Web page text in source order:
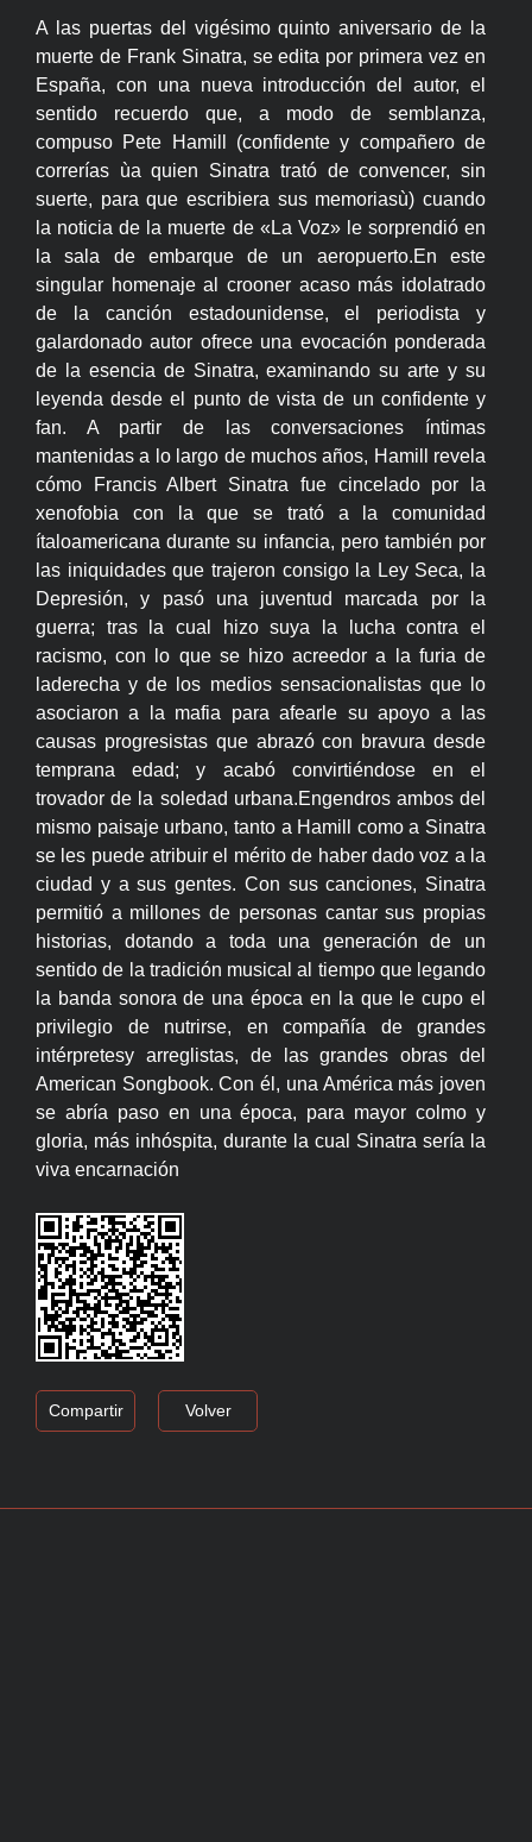
A las puertas del vigésimo quinto aniversario de la
muerte de Frank Sinatra, se edita por primera vez en
España, con una nueva introducción del autor, el
sentido recuerdo que, a modo de semblanza,
compuso Pete Hamill (confidente y compañero de
correrías ùa quien Sinatra trató de convencer, sin
suerte, para que escribiera sus memoriasù) cuando
la noticia de la muerte de «La Voz» le sorprendió en
la sala de embarque de un aeropuerto.En este
singular homenaje al crooner acaso más idolatrado
de la canción estadounidense, el periodista y
galardonado autor ofrece una evocación ponderada
de la esencia de Sinatra, examinando su arte y su
leyenda desde el punto de vista de un confidente y
fan. A partir de las conversaciones íntimas
mantenidas a lo largo de muchos años, Hamill revela
cómo Francis Albert Sinatra fue cincelado por la
xenofobia con la que se trató a la comunidad
ítaloamericana durante su infancia, pero también por
las iniquidades que trajeron consigo la Ley Seca, la
Depresión, y pasó una juventud marcada por la
guerra; tras la cual hizo suya la lucha contra el
racismo, con lo que se hizo acreedor a la furia de
laderecha y de los medios sensacionalistas que lo
asociaron a la mafia para afearle su apoyo a las
causas progresistas que abrazó con bravura desde
temprana edad; y acabó convirtiéndose en el
trovador de la soledad urbana.Engendros ambos del
mismo paisaje urbano, tanto a Hamill como a Sinatra
se les puede atribuir el mérito de haber dado voz a la
ciudad y a sus gentes. Con sus canciones, Sinatra
permitió a millones de personas cantar sus propias
historias, dotando a toda una generación de un
sentido de la tradición musical al tiempo que legando
la banda sonora de una época en la que le cupo el
privilegio de nutrirse, en compañía de grandes
intérpretesy arreglistas, de las grandes obras del
American Songbook. Con él, una América más joven
se abría paso en una época, para mayor colmo y
gloria, más inhóspita, durante la cual Sinatra sería la
viva encarnación
Compartir Volver